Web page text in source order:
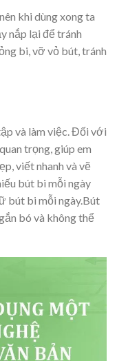
khi dùng xong ta
nắp lại để tránh
bi, vỡ vỏ bút, tránh
và làm việc. Đối với
trọng, giúp em
viết nhanh và vẽ
bút bi mỗi ngày
bút bi mỗi ngày.Bút
bó và không thể